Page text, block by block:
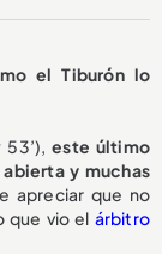
el Tiburón lo
53’),este último
y muchas
apreciar que no
que vio el árbitro